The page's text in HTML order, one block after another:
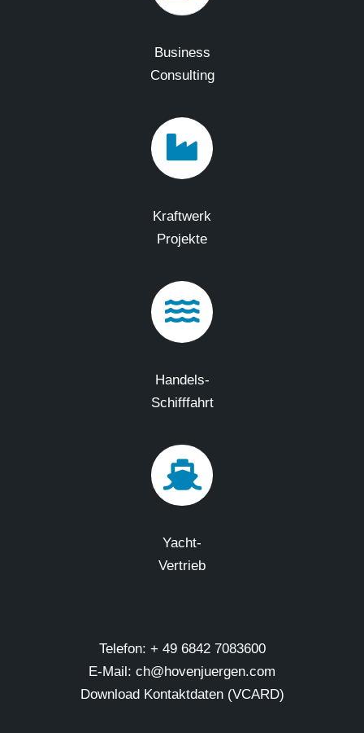
Business
Consulting
Kraftwerk
Projekte
Handels-
Schifffahrt
Yacht-
Vertrieb
Telefon: + 49 6842 7083600
E-Mail: ch@hovenjuergen.com
Download Kontaktdaten (VCARD)